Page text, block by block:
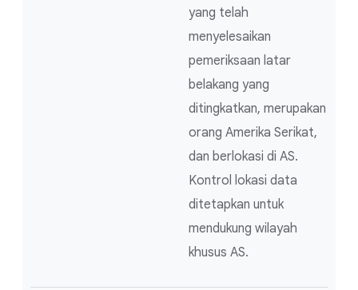
yang telah
menyelesaikan
pemeriksaan latar
belakang yang
ditingkatkan, merupakan
orang Amerika Serikat,
dan berlokasi di AS.
Kontrol lokasi data
ditetapkan untuk
mendukung wilayah
khusus AS.